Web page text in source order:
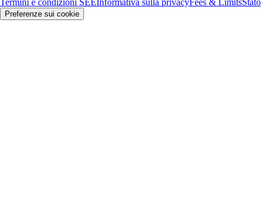
Termini e condizioni SEEInformativa sulla privacyFees & LimitsStato
Preferenze sui cookie